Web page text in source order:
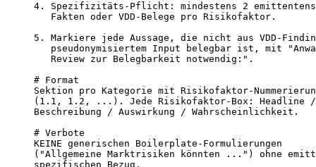
4. Spezifizitäts-Pflicht: mindestens 2
   Fakten oder VDD-Belege pro Risikofaktor.
5. Markiere jede Aussage, die nicht aus VDD-
pseudonymisiertem Input belegbar ist, mit
   Review zur Belegbarkeit notwendig:".
# Format
Sektion pro Kategorie mit Risikofaktor-
(1.1, 1.2, ...). Jede Risikofaktor-Box: Headline /
Beschreibung / Auswirkung / Wahrscheinlichkeit.
# Verbote
KEINE generischen Boilerplate-Formulierungen
("Allgemeine Marktrisiken könnten ...") ohne
spezifischen Bezug.